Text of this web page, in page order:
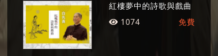
夢》、電影劇本《金大班的最後一夜》、《玉卿
嫂》、《孤戀花》、《最後的貴族》等。兩岸均
已出版《白先勇作品集》。關於白先勇文學創作
的研究，兩岸均不斷有學者投入，人數眾多，面
紅樓夢中的詩歌與戲曲
1074
免費